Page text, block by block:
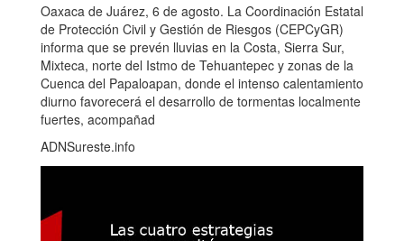
Oaxaca de Juárez, 6 de agosto. La Coordinación Estatal
de Protección Civil y Gestión de Riesgos (CEPCyGR)
informa que se prevén lluvias en la Costa, Sierra Sur,
Mixteca, norte del Istmo de Tehuantepec y zonas de la
Cuenca del Papaloapan, donde el intenso calentamiento
diurno favorecerá el desarrollo de tormentas localmente
fuertes, acompañad
ADNSureste.info